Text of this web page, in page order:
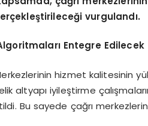
vurgulandı.
Entegre Edilecek
hizmet kalitesinin
altyapı iyileştirme
Bu sayede çağrı